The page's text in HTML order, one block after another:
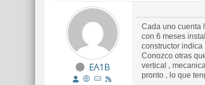
EA1B
Cada uno cuenta
con 6 meses
constructor
Conozco otras
vertical ,
pronto , lo que